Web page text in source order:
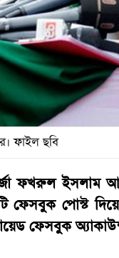
ফাইল ছবি
ফখরুল ইসলাম
ফেসবুক পোস্ট
ফেসবুক